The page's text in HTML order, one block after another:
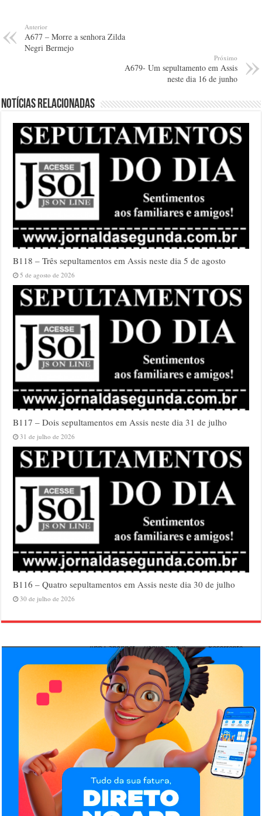
Anterior
A677 – Morre a senhora Zilda
Negri Bermejo
Próximo
A679- Um sepultamento em Assis
neste dia 16 de junho
Notícias relacionadas
B118 – Três sepultamentos em Assis neste dia 5 de agosto
5 de agosto de 2026
B117 – Dois sepultamentos em Assis neste dia 31 de julho
31 de julho de 2026
B116 – Quatro sepultamentos em Assis neste dia 30 de julho
30 de julho de 2026